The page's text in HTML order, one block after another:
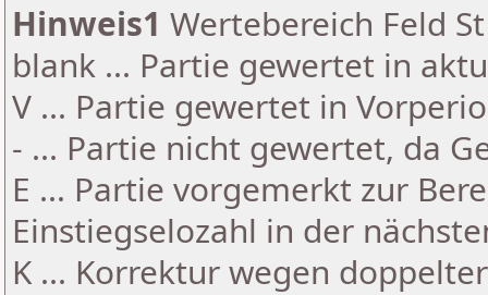
Hinweis1 Wertebereich Feld
blank ... Partie gewertet in
V ... Partie gewertet in
- ... Partie nicht gewertet, da
E ... Partie vorgemerkt zur
Einstiegselozahl in der
K ... Korrektur wegen